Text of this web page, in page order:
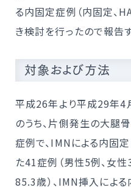
る内固定症例（内固定、
き検討を行ったので報告す
対象および方法
平成26年より平成29年4
のうち、片側発生の大
症例で、IMNによる内固
た41症例（男性5例、女
85.3歳）、IMN挿入によ